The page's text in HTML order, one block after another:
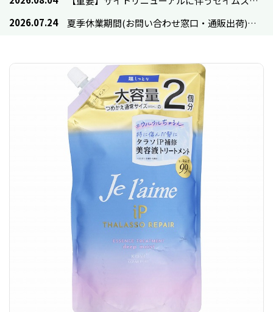
2026.07.24
夏季休業期間(お問い合わせ窓口・通販出荷)のお知らせ